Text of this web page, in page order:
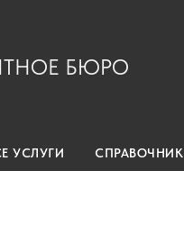
БЮРО
УСЛУГИ СПРАВОЧНИК